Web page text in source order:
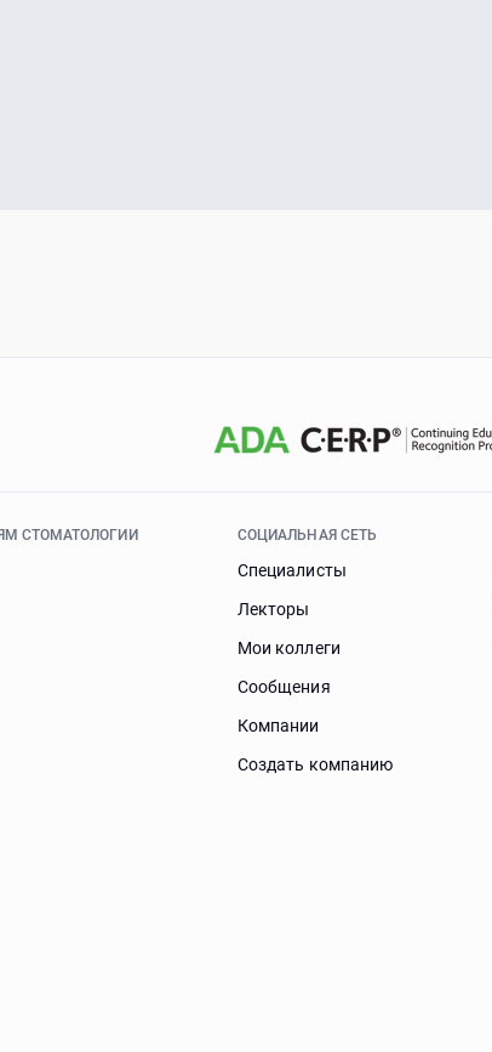
СТОМАТОЛОГИИ СОЦИАЛЬНАЯ СЕТЬ
Специалисты
Лекторы
Мои коллеги
Сообщения
Компании
Создать компанию